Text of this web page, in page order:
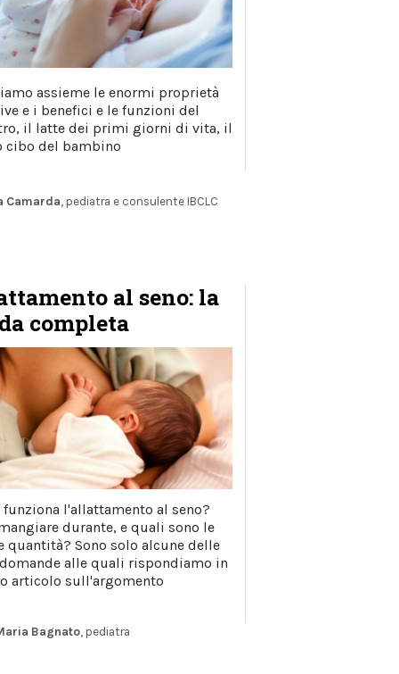
Camarda, pediatra e consulente IBCLC
assieme le enormi proprietà
e i benefici e le funzioni del
il latte dei primi giorni di vita, il
cibo del bambino
al seno: la
completa
Bagnato, pediatra
funziona l'allattamento al seno?
durante, e quali sono le
quantità? Sono solo alcune delle
alle quali rispondiamo in
articolo sull'argomento